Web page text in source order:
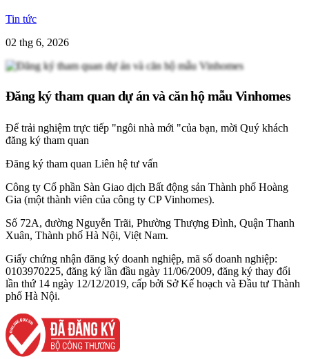
Tin tức
02 thg 6, 2026
Đăng ký tham quan dự án và căn hộ mẫu Vinhomes
Để trải nghiệm trực tiếp "ngôi nhà mới "của bạn, mời Quý khách
đăng ký tham quan
Đăng ký tham quan Liên hệ tư vấn
Công ty Cổ phần Sàn Giao dịch Bất động sản Thành phố Hoàng
Gia (một thành viên của công ty CP Vinhomes).
Số 72A, đường Nguyễn Trãi, Phường Thượng Đình, Quận Thanh
Xuân, Thành phố Hà Nội, Việt Nam.
Giấy chứng nhận đăng ký doanh nghiệp, mã số doanh nghiệp:
0103970225, đăng ký lần đầu ngày 11/06/2009, đăng ký thay đổi
lần thứ 14 ngày 12/12/2019, cấp bởi Sở Kế hoạch và Đầu tư Thành
phố Hà Nội.